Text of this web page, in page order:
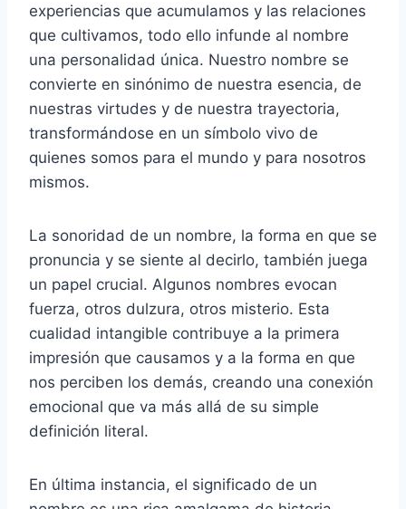
experiencias que acumulamos y las relaciones
que cultivamos, todo ello infunde al nombre
una personalidad única. Nuestro nombre se
convierte en sinónimo de nuestra esencia, de
nuestras virtudes y de nuestra trayectoria,
transformándose en un símbolo vivo de
quienes somos para el mundo y para nosotros
mismos.
La sonoridad de un nombre, la forma en que se
pronuncia y se siente al decirlo, también juega
un papel crucial. Algunos nombres evocan
fuerza, otros dulzura, otros misterio. Esta
cualidad intangible contribuye a la primera
impresión que causamos y a la forma en que
nos perciben los demás, creando una conexión
emocional que va más allá de su simple
definición literal.
En última instancia, el significado de un